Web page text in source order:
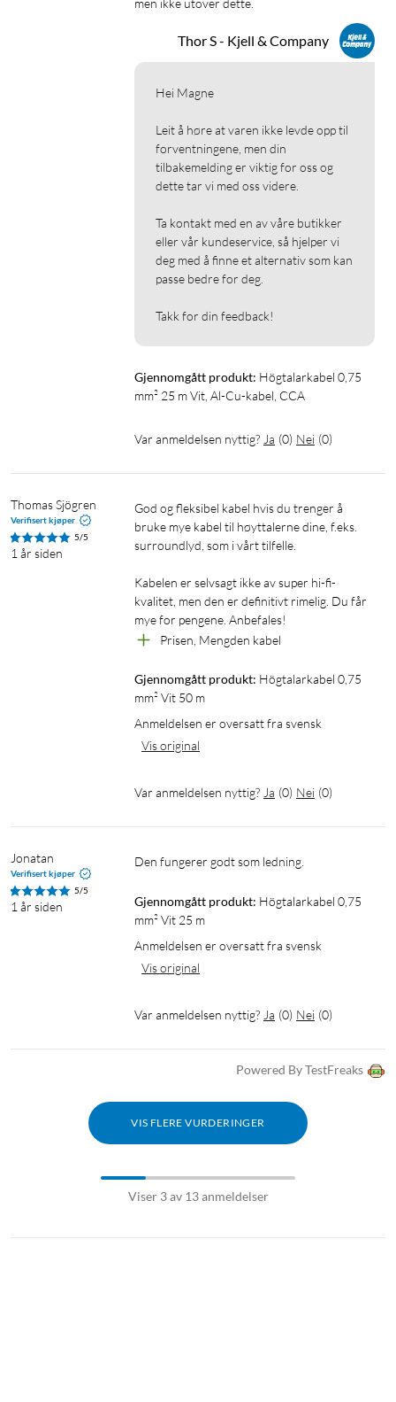
men ikke utover dette.
Thor S - Kjell & Company
Hei Magne
Leit å høre at varen ikke levde opp til
forventningene, men din
tilbakemelding er viktig for oss og
dette tar vi med oss videre.
Ta kontakt med en av våre butikker
eller vår kundeservice, så hjelper vi
deg med å finne et alternativ som kan
passe bedre for deg.
Takk for din feedback!
Gjennomgått produkt: Högtalarkabel 0,75
mm² 25 m Vit, Al-Cu-kabel, CCA
Var anmeldelsen nyttig? Ja (0) Nei (0)
Thomas Sjögren
Verifisert kjøper
5/5
1 år siden
God og fleksibel kabel hvis du trenger å
bruke mye kabel til høyttalerne dine, f.eks.
surroundlyd, som i vårt tilfelle.
Kabelen er selvsagt ikke av super hi-fi-
kvalitet, men den er definitivt rimelig. Du får
mye for pengene. Anbefales!
Prisen, Mengden kabel
Gjennomgått produkt: Högtalarkabel 0,75
mm² Vit 50 m
Anmeldelsen er oversatt fra svensk
Vis original
Var anmeldelsen nyttig? Ja (0) Nei (0)
Jonatan
Verifisert kjøper
5/5
1 år siden
Den fungerer godt som ledning.
Gjennomgått produkt: Högtalarkabel 0,75
mm² Vit 25 m
Anmeldelsen er oversatt fra svensk
Vis original
Var anmeldelsen nyttig? Ja (0) Nei (0)
Powered By TestFreaks
VIS FLERE VURDERINGER
Viser 3 av 13 anmeldelser